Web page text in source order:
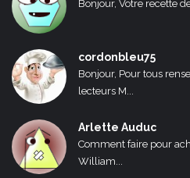
Bonjour, Votre recette
cordonbleu75
Bonjour, Pour tous
lecteurs M...
Arlette Auduc
Comment faire pour
William...